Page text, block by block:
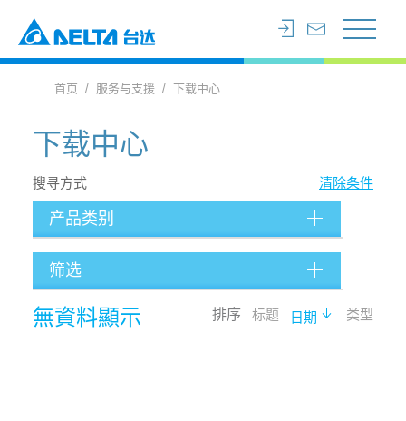
首页 服务与支援 下载中心
下载中心
搜寻方式 清除条件
产品类别
筛选
类型
日期
标题
排序
無資料顯示